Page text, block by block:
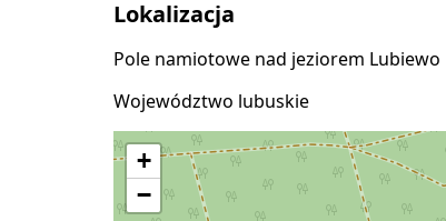
Lokalizacja
Pole namiotowe nad jeziorem Lubiewo
Województwo lubuskie
+
−